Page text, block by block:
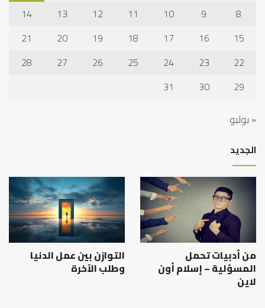
8
9
10
11
12
13
14
15
16
17
18
19
20
21
22
23
24
25
26
27
28
29
30
31
« يوليو
الجديد
من أدبيات تحمل
المسؤلية – إسلام أون
لاين
التوازن بين عمل الدنيا
وطلب الآخرة